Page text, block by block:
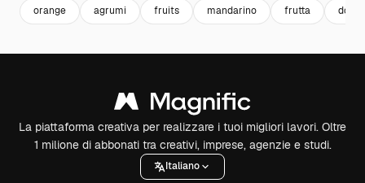
orange agrumi fruits mandarino frutta dolci
La piattaforma creativa per realizzare i tuoi migliori lavori. Oltre
1 milione di abbonati tra creativi, imprese, agenzie e studi.
Italiano